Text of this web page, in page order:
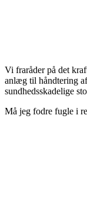
Vi fraråder på det
anlæg til håndtering
sundhedsskadelige
Må jeg fodre fugle i